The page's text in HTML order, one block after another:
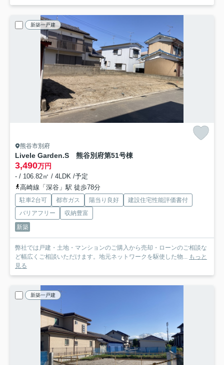
新築一戸建
熊谷市別府
Livele Garden.S 熊谷別府第51号棟
3,490万円
- / 106.82㎡ / 4LDK /予定
高崎線「深谷」駅 徒歩78分
駐車2台可 都市ガス 陽当り良好
建設住宅性能評価書付
バリアフリー
収納豊富
新築
弊社では戸建・土地・マンションのご購入から売却・ローンのご相談な
ど幅広くご相談いただけます。地元ネットワークを駆使した物... もっと
見る
新築一戸建